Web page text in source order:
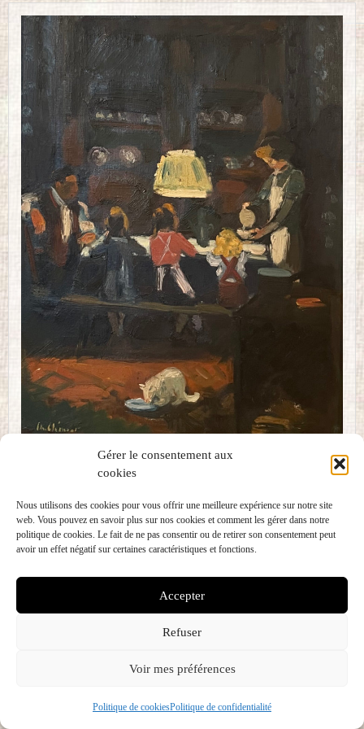
Gérer le consentement aux
cookies
Nous utilisons des cookies pour vous offrir une meilleure expérience sur notre site
web. Vous pouvez en savoir plus sur nos cookies et comment les gérer dans notre
politique de cookies. Le fait de ne pas consentir ou de retirer son consentement peut
avoir un effet négatif sur certaines caractéristiques et fonctions.
Accepter
Refuser
Voir mes préférences
Politique de cookiesPolitique de confidentialité
Catégories
Peinture,FAMILLE ,INTERIEURS,PORTRAITS